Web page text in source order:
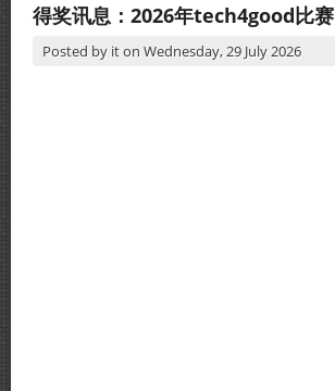
得奖讯息：2026年tech4good比赛
Posted by iton Wednesday, 29 July 2026